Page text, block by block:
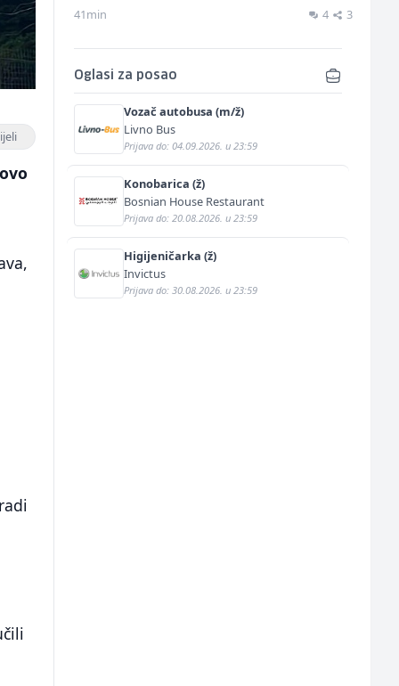
41min 4 3
Oglasi za posao
Vozač autobusa (m/ž)
Livno Bus
Prijava do: 04.09.2026. u 23:59
Konobarica (ž)
Bosnian House Restaurant
Prijava do: 20.08.2026. u 23:59
Higijeničarka (ž)
Invictus
Prijava do: 30.08.2026. u 23:59